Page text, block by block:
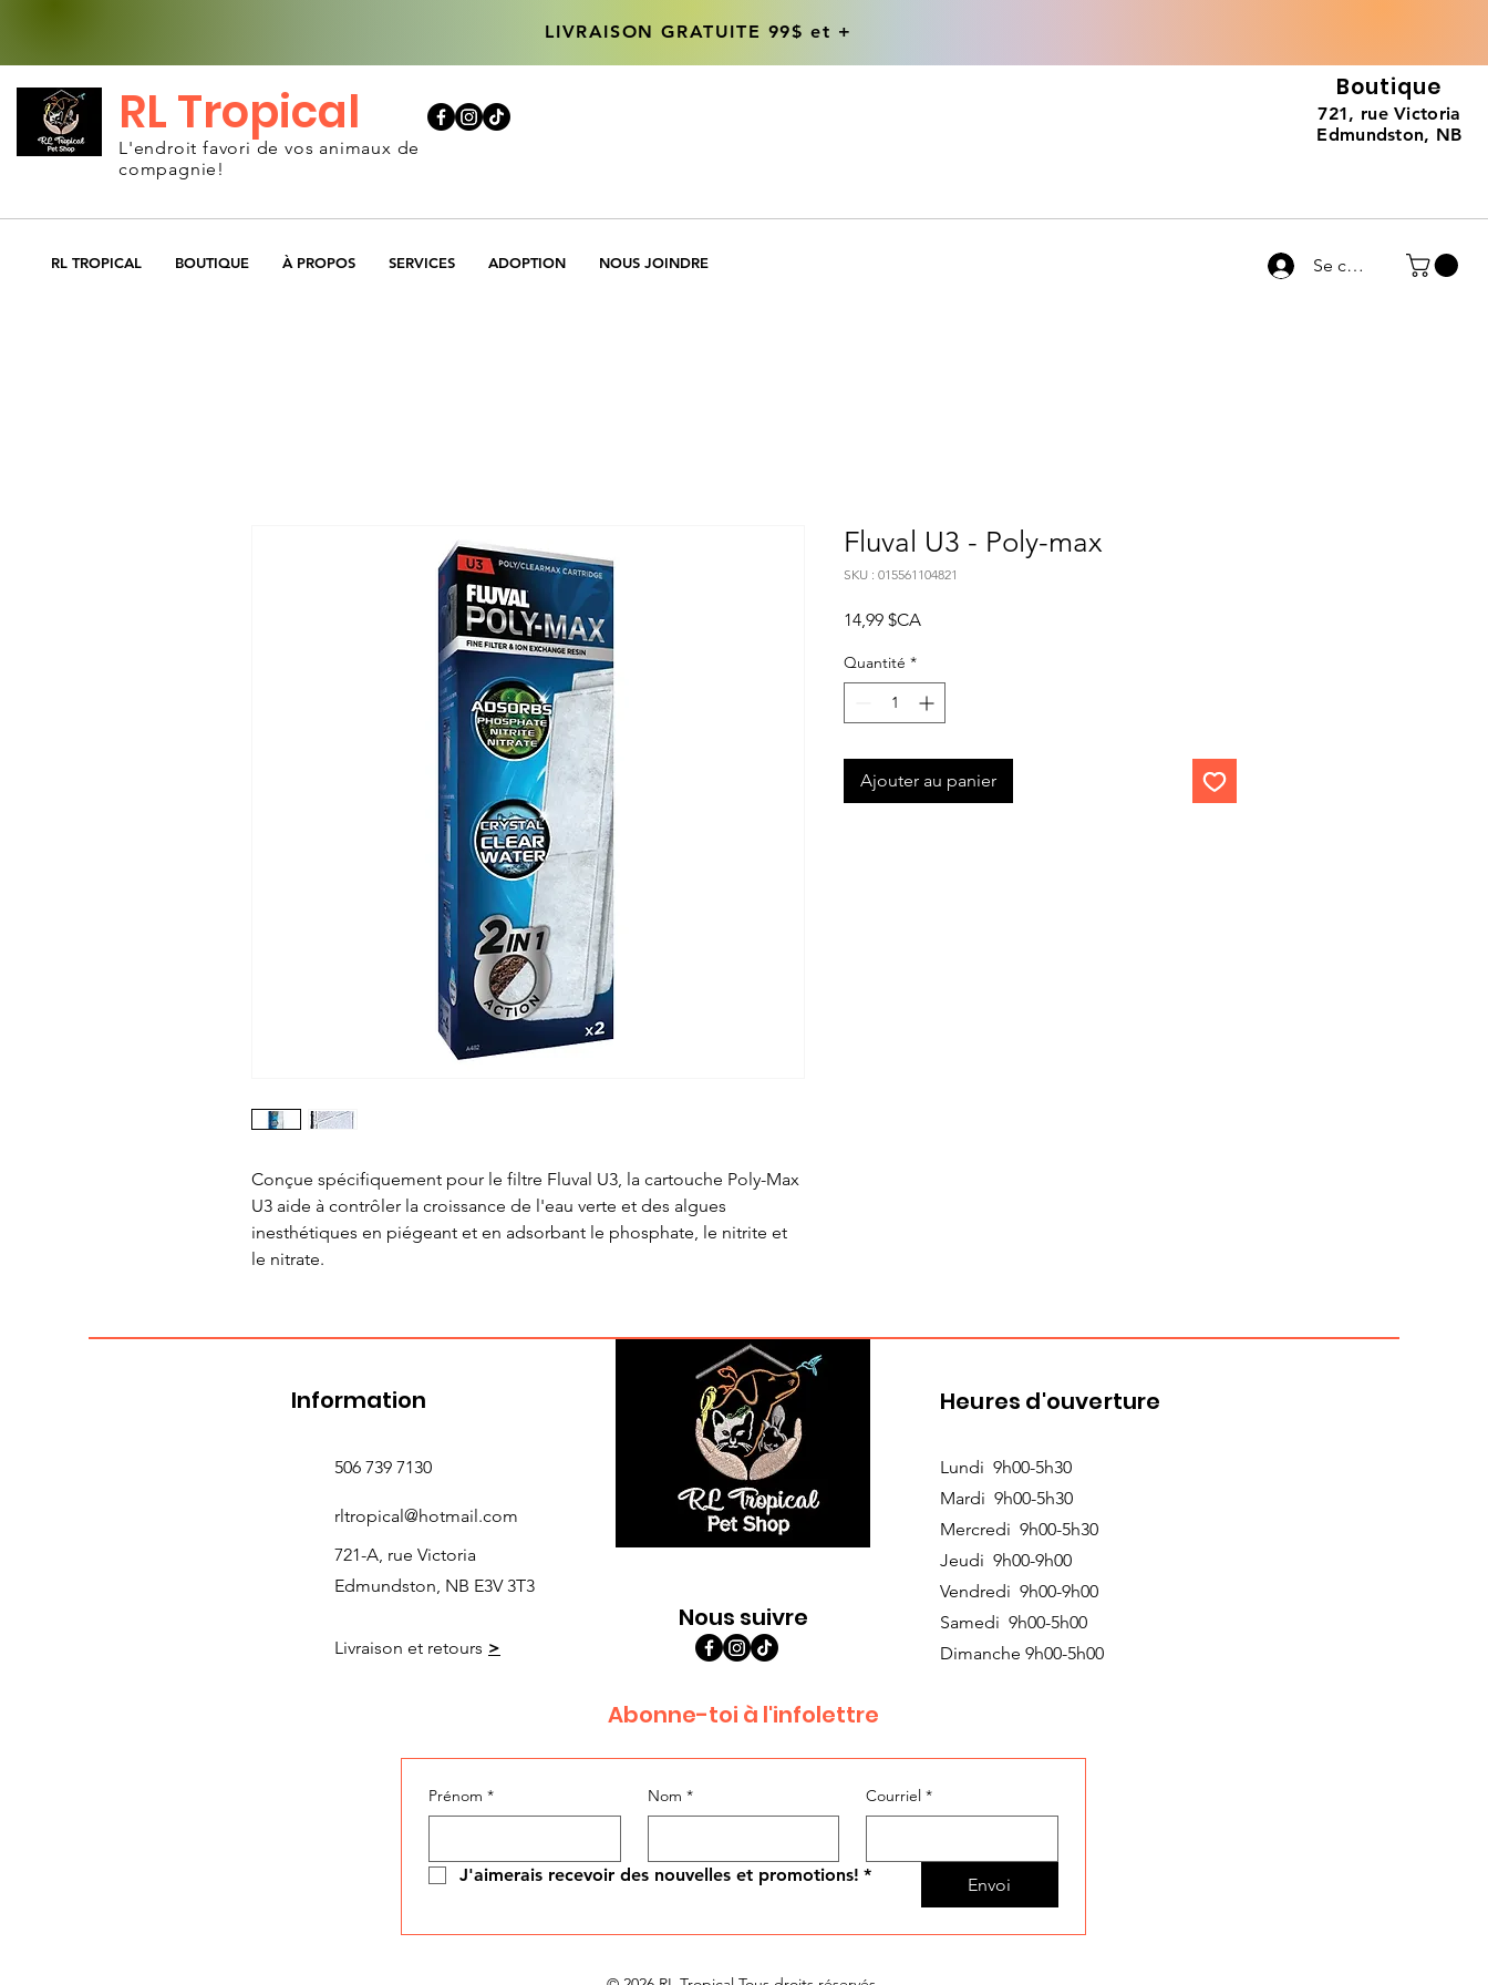
LIVRAISON GRATUITE 99$ et +
RL Tropical
L'endroit favori de vos animaux de
compagnie!
Boutique
721, rue Victoria
Edmundston, NB
LIVRAISON GRATUITE 99$ et +
RL TROPICAL BOUTIQUE À PROPOS SERVICES ADOPTION NOUS JOINDRE Se connecter
Conçue spécifiquement pour le filtre Fluval U3, la cartouche Poly-Max
U3 aide à contrôler la croissance de l'eau verte et des algues
inesthétiques en piégeant et en adsorbant le phosphate, le nitrite et
le nitrate.
Fluval U3 - Poly-max
SKU : 015561104821
14,99 $CAPrix
Quantité *
Ajouter au panier
Nous suivre
Information
Livraison et retours >
506 739 7130
rltropical@hotmail.com
721-A, rue Victoria
Edmundston, NB E3V 3T3
Heures d'ouverture
Lundi 9h00-5h30
Mardi 9h00-5h30
Mercredi 9h00-5h30
Jeudi 9h00-9h00
Vendredi 9h00-9h00
Samedi 9h00-5h00
Dimanche 9h00-5h00
Abonne-toi à l'infolettre
Prénom * Nom * Courriel *
J'aimerais recevoir des nouvelles et promotions! * Envoi